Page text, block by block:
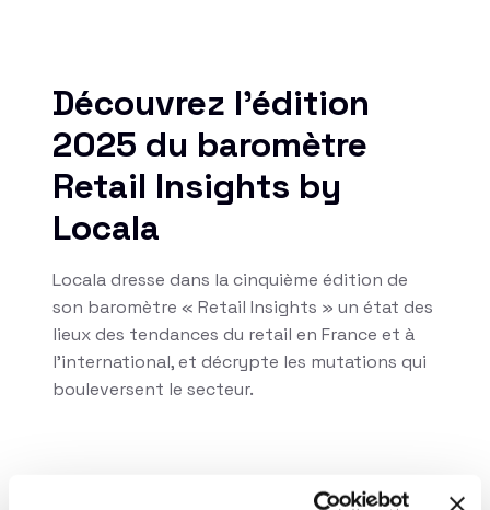
Découvrez l'édition
2025 du baromètre
Retail Insights by
Locala
Locala dresse dans la cinquième édition de
son baromètre « Retail Insights » un état des
lieux des tendances du retail en France et à
l’international, et décrypte les mutations qui
bouleversent le secteur.